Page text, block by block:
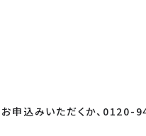
お申込みいただくか、0120-